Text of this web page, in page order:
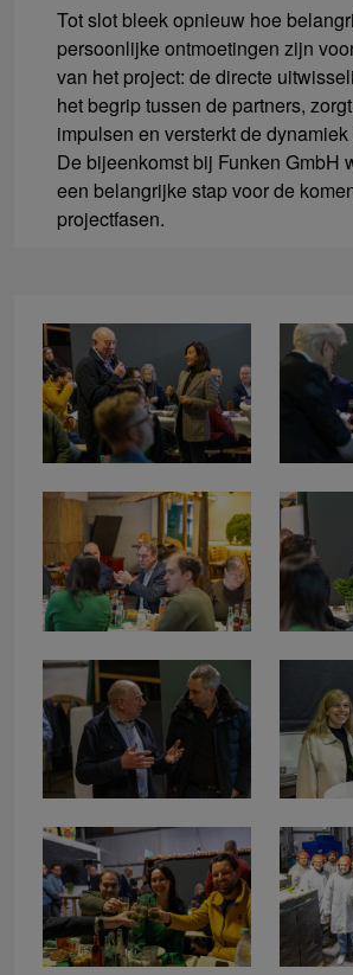
Tot slot bleek opnieuw hoe
persoonlijke ontmoetingen zijn
van het project: de directe
het begrip tussen de partners,
impulsen en versterkt de
De bijeenkomst bij Funken GmbH
een belangrijke stap voor de
projectfasen.